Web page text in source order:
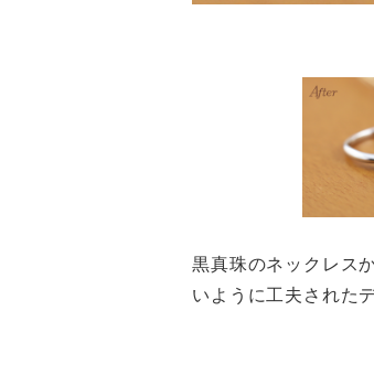
黒真珠のネックレス
いように工夫された